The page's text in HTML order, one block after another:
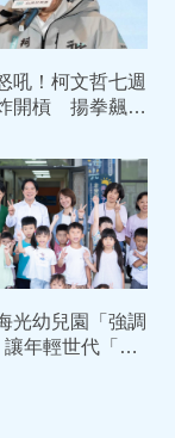
吼！柯文哲七週
開槓 揚拳飆嗆
光幼兒園「強調
年輕世代「敢